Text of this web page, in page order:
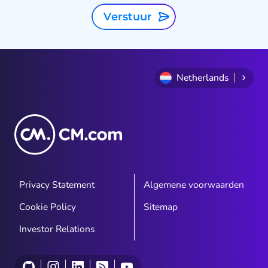
Verstuur
Netherlands
Privacy Statement
Algemene voorwaarden
Cookie Policy
Sitemap
Investor Relations